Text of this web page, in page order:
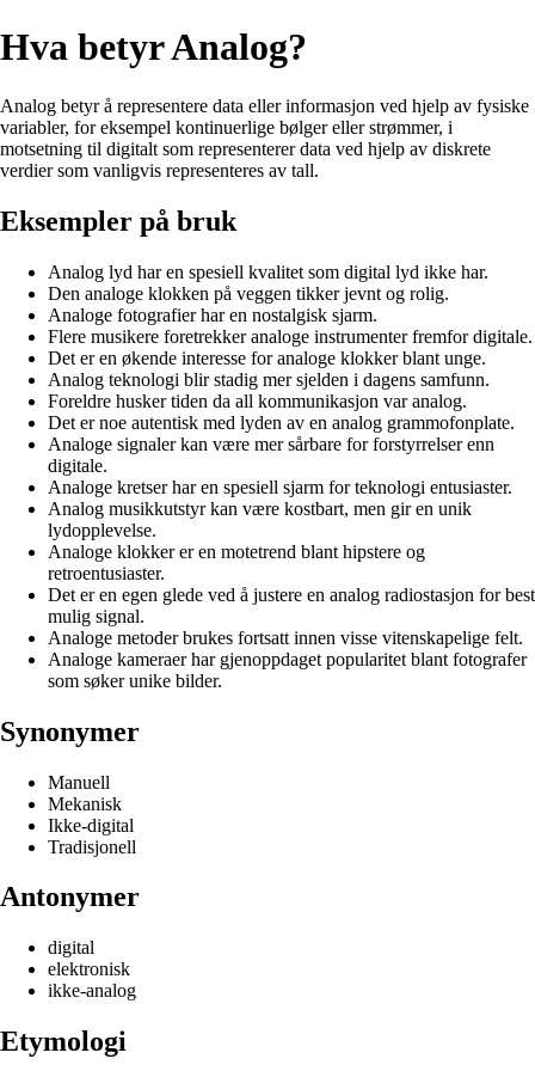
Hva betyr Analog?
Analog betyr å representere data eller informasjon ved hjelp av fysiske
variabler, for eksempel kontinuerlige bølger eller strømmer, i
motsetning til digitalt som representerer data ved hjelp av diskrete
verdier som vanligvis representeres av tall.
Eksempler på bruk
Analog lyd har en spesiell kvalitet som digital lyd ikke har.
Den analoge klokken på veggen tikker jevnt og rolig.
Analoge fotografier har en nostalgisk sjarm.
Flere musikere foretrekker analoge instrumenter fremfor digitale.
Det er en økende interesse for analoge klokker blant unge.
Analog teknologi blir stadig mer sjelden i dagens samfunn.
Foreldre husker tiden da all kommunikasjon var analog.
Det er noe autentisk med lyden av en analog grammofonplate.
Analoge signaler kan være mer sårbare for forstyrrelser enn
digitale.
Analoge kretser har en spesiell sjarm for teknologi entusiaster.
Analog musikkutstyr kan være kostbart, men gir en unik
lydopplevelse.
Analoge klokker er en motetrend blant hipstere og
retroentusiaster.
Det er en egen glede ved å justere en analog radiostasjon for best
mulig signal.
Analoge metoder brukes fortsatt innen visse vitenskapelige felt.
Analoge kameraer har gjenoppdaget popularitet blant fotografer
som søker unike bilder.
Synonymer
Manuell
Mekanisk
Ikke-digital
Tradisjonell
Antonymer
digital
elektronisk
ikke-analog
Etymologi